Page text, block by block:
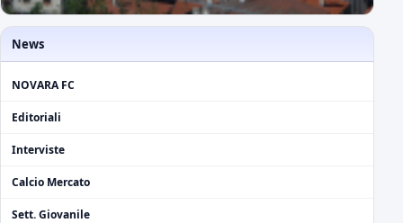
News
NOVARA FC
Editoriali
Interviste
Calcio Mercato
Sett. Giovanile